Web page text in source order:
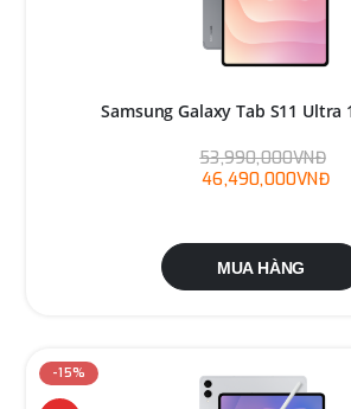
Samsung Galaxy Tab S11 Ultra
53,990,000VNĐ
46,490,000VNĐ
MUA HÀNG
-15%